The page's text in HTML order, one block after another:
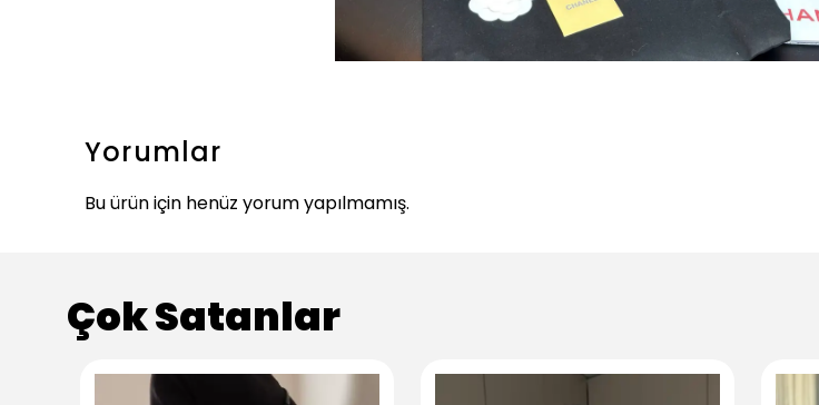
Yorumlar
Bu ürün için henüz yorum yapılmamış.
Çok Satanlar